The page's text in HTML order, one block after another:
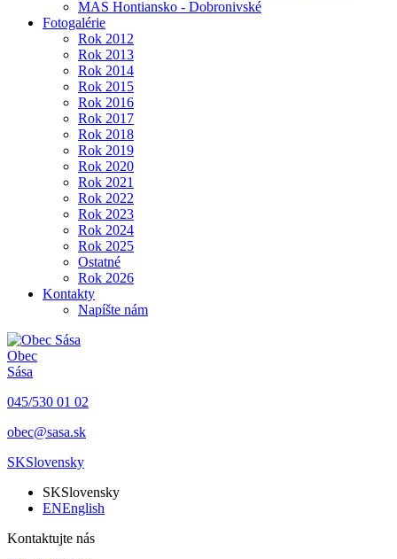
MAS Hontiansko - Dobronivské
Fotogalérie
Rok 2012
Rok 2013
Rok 2014
Rok 2015
Rok 2016
Rok 2017
Rok 2018
Rok 2019
Rok 2020
Rok 2021
Rok 2022
Rok 2023
Rok 2024
Rok 2025
Ostatné
Rok 2026
Kontakty
Napíšte nám
Obec
Sása
045/530 01 02
obec@sasa.sk
SKSlovensky
SKSlovensky
ENEnglish
Kontaktujte nás